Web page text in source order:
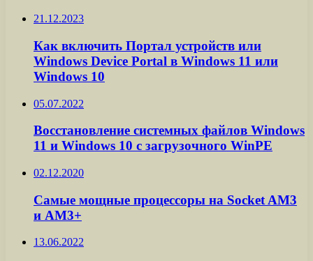
21.12.2023
Как включить Портал устройств или
Windows Device Portal в Windows 11 или
Windows 10
05.07.2022
Восстановление системных файлов Windows
11 и Windows 10 с загрузочного WinPE
02.12.2020
Самые мощные процессоры на Socket AM3
и AM3+
13.06.2022